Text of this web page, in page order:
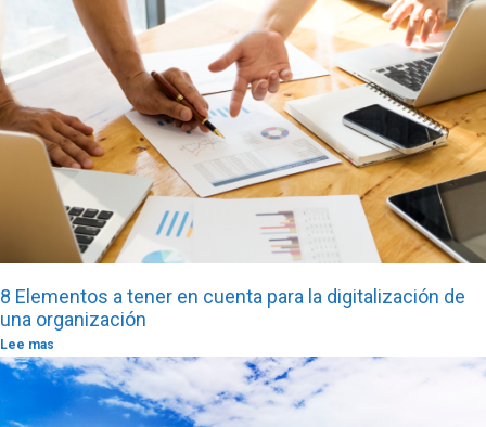
8 Elementos a tener en cuenta para la digitalización de
una organización
Lee mas